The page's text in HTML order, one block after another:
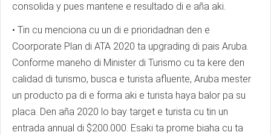
consolida y pues mantene e resultado di e aña aki.
• Tin cu menciona cu un di e prioridadnan den e
Coorporate Plan di ATA 2020 ta upgrading di pais Aruba.
Conforme maneho di Minister di Turismo cu ta kere den
calidad di turismo, busca e turista afluente, Aruba mester
un producto pa di e forma aki e turista haya balor pa su
placa. Den aña 2020 lo bay target e turista cu tin un
entrada annual di $200.000. Esaki ta prome biaha cu ta